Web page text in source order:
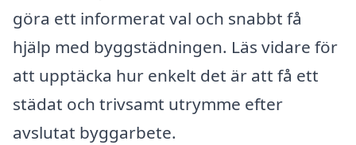
göra ett informerat val och snabbt få
hjälp med byggstädningen. Läs vidare för
att upptäcka hur enkelt det är att få ett
städat och trivsamt utrymme efter
avslutat byggarbete.